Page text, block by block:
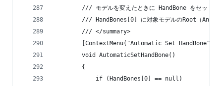
/// モデルを変えたときに HandBone をセットし
/// HandBones[0] に対象モデルのRoot（
        /// </summary>
        [ContextMenu("Automatic Set HandBone")]
        void AutomaticSetHandBone()
        {
            if (HandBones[0] == null)